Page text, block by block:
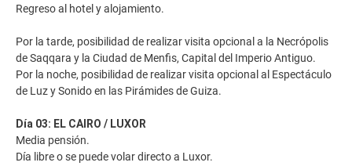
Regreso al hotel y alojamiento.
Por la tarde, posibilidad de realizar visita opcional a la Necrópolis
de Saqqara y la Ciudad de Menfis, Capital del Imperio Antiguo.
Por la noche, posibilidad de realizar visita opcional al Espectáculo
de Luz y Sonido en las Pirámides de Guiza.
Día 03: EL CAIRO / LUXOR
Media pensión.
Día libre o se puede volar directo a Luxor.